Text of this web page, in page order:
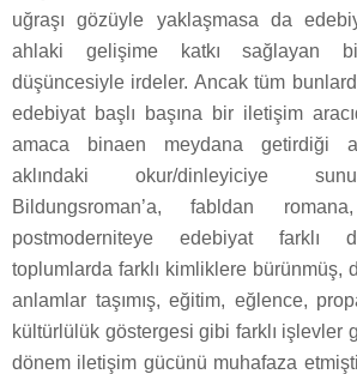
uğraşı gözüyle yaklaşmasa da
ahlaki gelişime katkı sağlayan
düşüncesiyle irdeler. Ancak tüm
edebiyat başlı başına bir iletişim
amaca binaen meydana getirdiği
aklındaki okur/dinleyiciye
Bildungsroman’a, fabldan
postmoderniteye edebiyat farklı
toplumlarda farklı kimliklere bürünmüş,
anlamlar taşımış, eğitim, eğlence,
kültürlülük göstergesi gibi farklı işlevler
dönem iletişim gücünü muhafaza